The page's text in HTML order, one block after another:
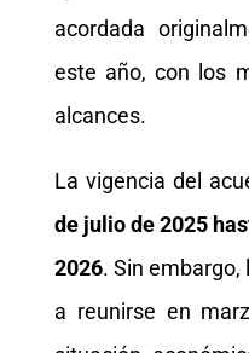
acordada
este año, con los
alcances.
La vigencia del
de julio de 2025
2026. Sin embargo,
a reunirse en